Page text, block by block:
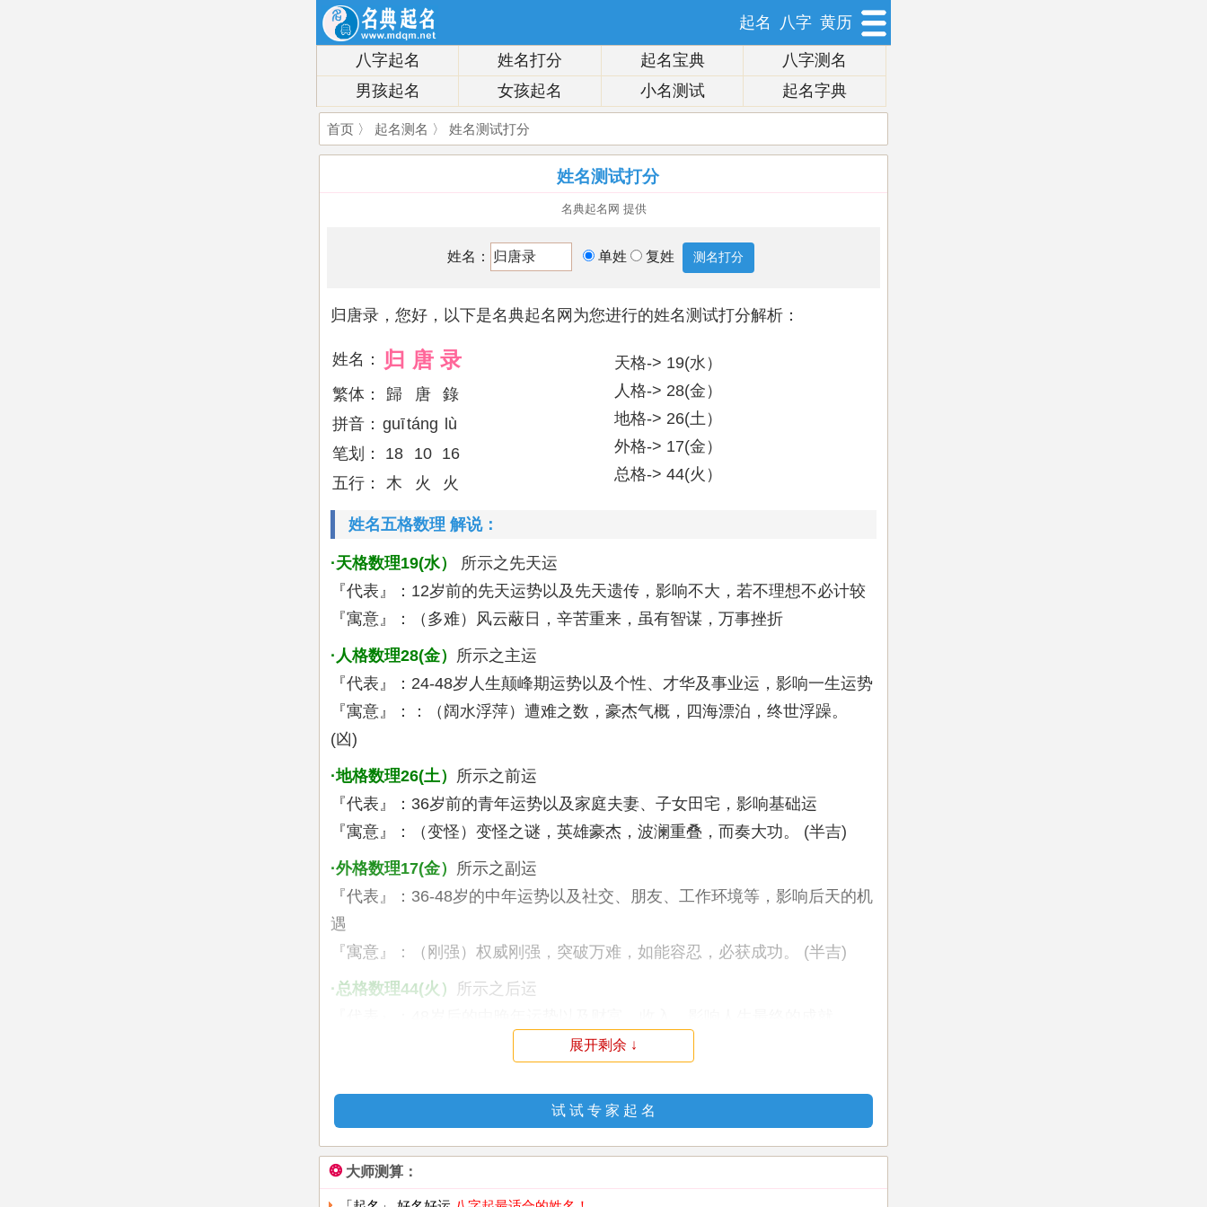
起名 八字 黄历
八字起名 姓名打分 起名宝典
八字测名
男孩起名
女孩起名 小名测试 起名字典
首页 〉 起名测名 〉 姓名测试打分
姓名测试打分
名典起名网 提供
姓名： 单姓 复姓
归唐录，您好，以下是名典起名网为您进行的姓名测试打分解析：
姓名： 归 唐 录
繁体： 歸 唐
錄
拼音： guītáng
lù
笔划：
18 10
16
五行：
木 火 火
天格-> 19(水）
人格-> 28(金）
地格-> 26(土）
外格-> 17(金）
总格-> 44(火）
姓名五格数理 解说：
·天格数理19(水）
所示之先天运
『代表』：12岁前的先天运势以及先天遗传，影响不大，若不理想不必计较
『寓意』：（多难）风云蔽日，辛苦重来，虽有智谋，万事挫折
·人格数理28(金） 所示之主运
『代表』：24-48岁人生颠峰期运势以及个性、才华及事业运，影响一生运势
『寓意』：：（阔水浮萍）遭难之数，豪杰气概，四海漂泊，终世浮躁。
(凶)
·地格数理26(土） 所示之前运
『代表』：36岁前的青年运势以及家庭夫妻、子女田宅，影响基础运
『寓意』：（变怪）变怪之谜，英雄豪杰，波澜重叠，而奏大功。 (半吉)
·外格数理17(金） 所示之副运
『代表』：36-48岁的中年运势以及社交、朋友、工作环境等，影响后天的机
遇
『寓意』：（刚强）权威刚强，突破万难，如能容忍，必获成功。 (半吉)
·总格数理44(火）
所示之后运
『寓意』：（烦闷）破家亡身，暗藏惨淡，事不如意，乱世怪杰。 (凶)
您姓名的天地人三才配置为：9 8 6（水金土）暗示健康、生活是否顺利为：
顺利成功，易达目的，基础平稳，心身健全，可得长寿幸福。（吉）
1、总论：
展开剩余 ↓
试 试 专 家 起 名
❂ 大师测算：